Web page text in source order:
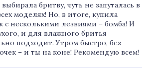
бритву, чуть не запуталась в
моделях! Но, в итоге, купила
с несколькими лезвиями – бомба! И
и для влажного бритья
подходит. Утром быстро, без
– и ты на коне! Рекомендую всем!